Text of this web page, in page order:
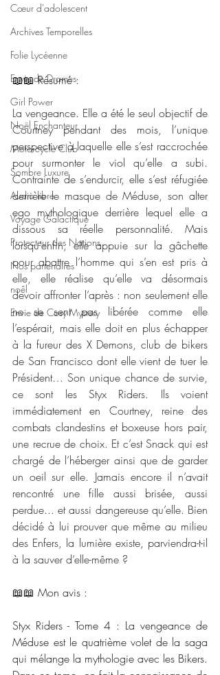
Cœur d'adolescent
Archives Temporelles
Folie Lycéenne
Envie de Drames
Girl Power
Noël Enchanteur
Motorcycle Club
Sombre Luxure
Audio libre
Voyage Galactique
Protecteur des Nations
Nos partenaires
noêl
Envie de Cosy Mystery
📖📖 Résumé :
La vengeance. Elle a été le seul objectif de
Courtney pendant des mois, l’unique
perspective à laquelle elle s’est raccrochée
pour surmonter le viol qu’elle a subi.
Contrainte de s’endurcir, elle s’est réfugiée
derrière le masque de Méduse, son alter
ego mythologique derrière lequel elle a
dissous sa réelle personnalité. Mais
lorsqu’enfin, elle appuie sur la gâchette
pour abattre l’homme qui s’en est pris à
elle, elle réalise qu’elle va désormais
devoir affronter l’après : non seulement elle
ne se sent pas libérée comme elle
l’espérait, mais elle doit en plus échapper
à la fureur des X Demons, club de bikers
de San Francisco dont elle vient de tuer le
Président… Son unique chance de survie,
ce sont les Styx Riders. Ils voient
immédiatement en Courtney, reine des
combats clandestins et boxeuse hors pair,
une recrue de choix. Et c’est Snack qui est
chargé de l’héberger ainsi que de garder
un oeil sur elle. Jamais encore il n’avait
rencontré une fille aussi brisée, aussi
perdue... et aussi dangereuse qu’elle. Bien
décidé à lui prouver que même au milieu
des Enfers, la lumière existe, parviendra-t-il
à la sauver d’elle-même ?
📖📖 Mon avis :
Styx Riders - Tome 4 : La vengeance de
Méduse est le quatrième volet de la saga
qui mélange la mythologie avec les Bikers.